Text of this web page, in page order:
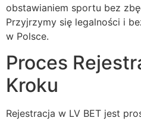
obstawianiem sportu bez
Przyjrzymy się legalności i
w Polsce.
Proces
Kroku
Rejestracja w LV BET jest